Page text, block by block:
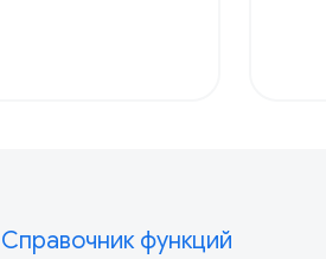
Справочник функций